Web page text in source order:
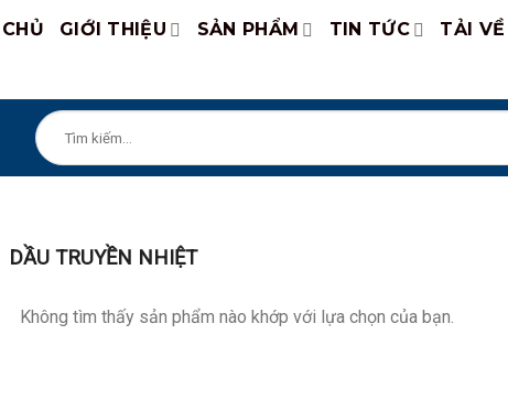
GIỚI THIỆU SẢN PHẨM TIN TỨC TẢI VỀ
Tìm
kiếm:
DẦU TRUYỀN NHIỆT
Không tìm thấy sản phẩm nào khớp với lựa chọn của bạn.